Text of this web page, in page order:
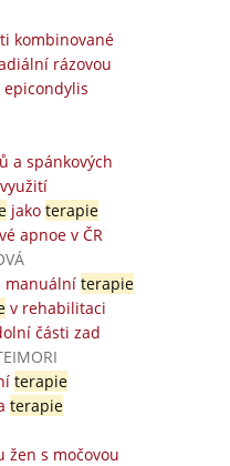
kombinované
rázovou
a spánkových
jako terapie
apnoe v ČR
manuální terapie
v rehabilitaci
části zad
terapie
terapie
žen s močovou